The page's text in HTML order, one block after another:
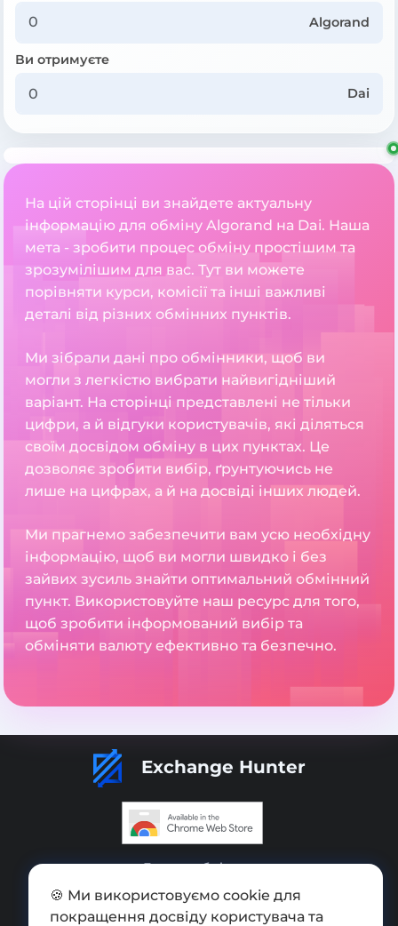
Algorand
Ви отримуєте
Dai
На цій сторінці ви знайдете актуальну
інформацію для обміну Algorand на Dai. Наша
мета - зробити процес обміну простішим та
зрозумілішим для вас. Тут ви можете
порівняти курси, комісії та інші важливі
деталі від різних обмінних пунктів.
Ми зібрали дані про обмінники, щоб ви
могли з легкістю вибрати найвигідніший
варіант. На сторінці представлені не тільки
цифри, а й відгуки користувачів, які діляться
своїм досвідом обміну в цих пунктах. Це
дозволяє зробити вибір, ґрунтуючись не
лише на цифрах, а й на досвіді інших людей.
Ми прагнемо забезпечити вам усю необхідну
інформацію, щоб ви могли швидко і без
зайвих зусиль знайти оптимальний обмінний
пункт. Використовуйте наш ресурс для того,
щоб зробити інформований вибір та
обміняти валюту ефективно та безпечно.
Exchange Hunter
Додати обмінник
Мапа сайту
🍪 Ми використовуємо cookie для
покращення досвіду користувача та